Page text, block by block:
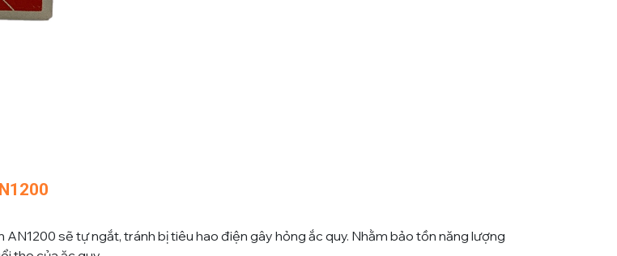
sẽ tự ngắt, tránh bị tiêu hao điện gây hỏng ắc quy. Nhằm bảo tồn năng lượng